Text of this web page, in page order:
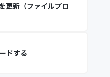
更新（ファイルプロ
ドする